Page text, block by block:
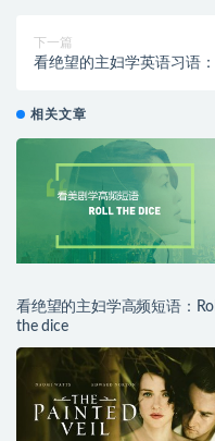
下一篇
看绝望的主妇学英语习语
相关文章
看绝望的主妇学高频短语：Roll
the dice